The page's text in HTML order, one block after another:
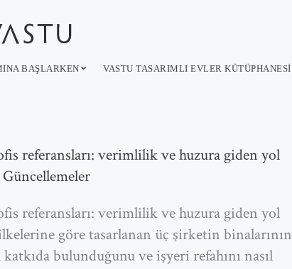
BAŞLARKEN VASTU TASARIMLI EVLER KÜTÜPHANESI
referansları: verimlilik ve huzura giden yol
Güncellemeler
referansları: verimlilik ve huzura giden yol
göre tasarlanan üç şirketin binalarının
katkıda bulunduğunu ve işyeri refahını nasıl